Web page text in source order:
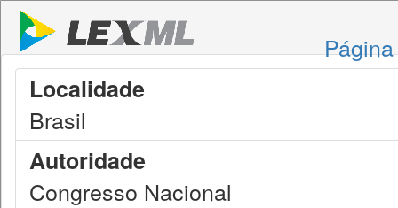
Localidade
Brasil
Autoridade
Congresso Nacional